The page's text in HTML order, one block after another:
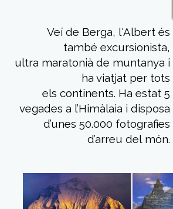
Veí de Berga, l'Albert és
també excursionista,
ultra maratonià de muntanya i
ha viatjat per tots
els continents. Ha estat 5
vegades a l’Himàlaia i disposa
d’unes 50.000 fotografies
d’arreu del món.